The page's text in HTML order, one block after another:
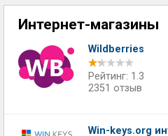
Интернет-магазины
Wildberries
Рейтинг: 1.3
2351 отзыв
Win-keys.org